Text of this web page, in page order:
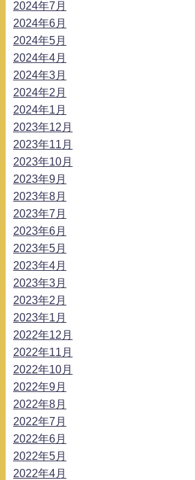
2024年7月
2024年6月
2024年5月
2024年4月
2024年3月
2024年2月
2024年1月
2023年12月
2023年11月
2023年10月
2023年9月
2023年8月
2023年7月
2023年6月
2023年5月
2023年4月
2023年3月
2023年2月
2023年1月
2022年12月
2022年11月
2022年10月
2022年9月
2022年8月
2022年7月
2022年6月
2022年5月
2022年4月